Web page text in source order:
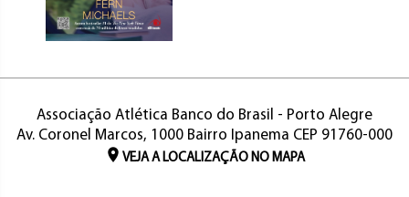
Associação Atlética Banco do Brasil - Porto Alegre
Av. Coronel Marcos, 1000 Bairro Ipanema CEP 91760-000
VEJA A LOCALIZAÇÃO NO MAPA